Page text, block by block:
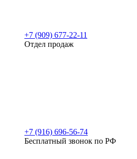
+7 (909) 677-22-11
Отдел продаж
+7 (916) 696-56-74
Бесплатный звонок по РФ